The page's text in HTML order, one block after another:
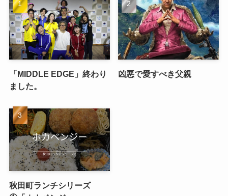
「MIDDLE EDGE」終わり
ました。
凶悪で愛すべき父親
秋田町ランチシリーズ